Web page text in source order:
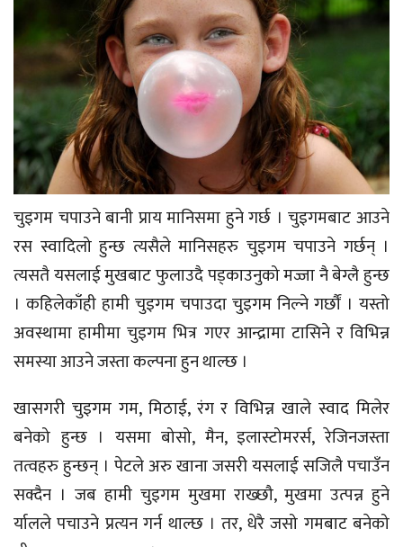
चुइगम चपाउने बानी प्राय मानिसमा हुने गर्छ । चुइगमबाट आउने
रस स्वादिलो हुन्छ त्यसैले मानिसहरु चुइगम चपाउने गर्छन् ।
त्यसतै यसलाई मुखबाट फुलाउदै पड्काउनुको मज्जा नै बेग्लै हुन्छ
। कहिलेकाँही हामी चुइगम चपाउदा चुइगम निल्ने गर्छौं । यस्तो
अवस्थामा हामीमा चुइगम भित्र गएर आन्द्रामा टासिने र विभिन्न
समस्या आउने जस्ता कल्पना हुन थाल्छ ।
खासगरी चुइगम गम, मिठाई, रंग र विभिन्न खाले स्वाद मिलेर
बनेको हुन्छ । यसमा बोसो, मैन, इलास्टोमरर्स, रेजिनजस्ता
तत्वहरु हुन्छन् । पेटले अरु खाना जसरी यसलाई सजिलै पचाउँन
सक्दैन । जब हामी चुइगम मुखमा राख्छौ, मुखमा उत्पन्न हुने
र्यालले पचाउने प्रत्यन गर्न थाल्छ । तर, धेरै जसो गमबाट बनेको